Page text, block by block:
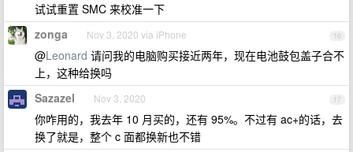
试试重置 SMC 来校准一下
16
zonga Nov 3, 2020 via iPhone
@Leonard 请问我的电脑购买接近两年，现在电池鼓包盖子合不
上，这种给换吗
17
Sazazel Nov 3, 2020
你咋用的，我去年 10 月买的，还有 95%。不过有 ac+的话，去
换了就是，整个 c 面都换新也不错